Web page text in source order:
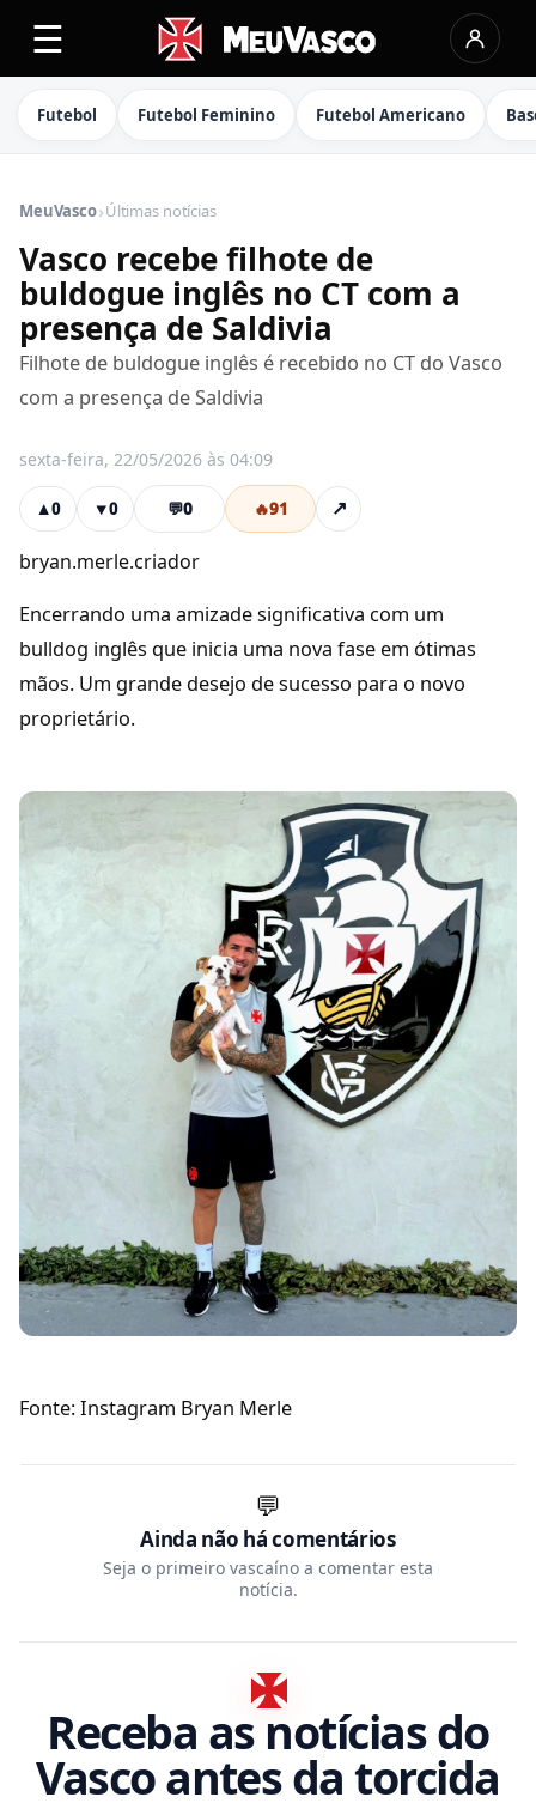
☰
Futebol Futebol Feminino Futebol Americano
MeuVasco›Últimas notícias
Vasco recebe filhote de
buldogue inglês no CT com a
presença de Saldivia
Filhote de buldogue inglês é recebido no CT do Vasco
com a presença de Saldivia
sexta-feira, 22/05/2026 às 04:09
▲0 ▼0 💬0 🔥91 ↗
bryan.merle.criador
Encerrando uma amizade significativa com um
bulldog inglês que inicia uma nova fase em ótimas
mãos. Um grande desejo de sucesso para o novo
proprietário.
Fonte: Instagram Bryan Merle
💬
Ainda não há comentários
Seja o primeiro vascaíno a comentar esta
notícia.
Receba as notícias do
Vasco antes da torcida